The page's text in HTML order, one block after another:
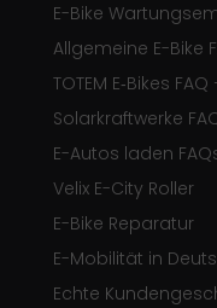
E-Bike
Allgemeine E-Bike
TOTEM E‑Bikes
Solarkraftwerke
E-Autos laden
Velix E-City Roller
E-Bike Reparatur
E-Mobilität in
Echte